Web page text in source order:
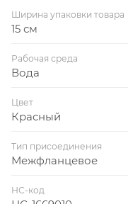
Ширина упаковки товара
15 см
Рабочая среда
Вода
Цвет
Красный
Тип присоединения
Межфланцевое
НС-код